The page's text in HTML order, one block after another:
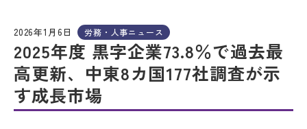
2026年1月6日 労務・人事ニュース
2025年度 黒字企業73.8％で過去最
高更新、中東8カ国177社調査が示
す成長市場